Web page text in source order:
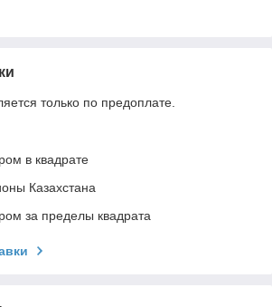
только по предоплате.
в квадрате
Казахстана
за пределы квадрата